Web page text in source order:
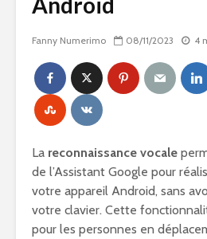
Fanny Numerimo 08/11/2023 4
La reconnaissance vocale
de l’Assistant Google pour
votre appareil Android, sans
votre clavier. Cette
pour les personnes en